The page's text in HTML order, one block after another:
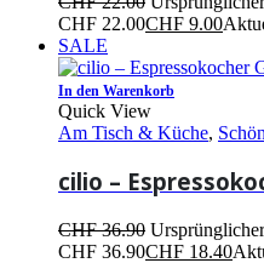
CHF 22.00CHF 9.00
SALE
In den Warenkorb
Quick View
Am Tisch & Küche,
cilio –
CHF36.90
CHF 36.90CHF 18.40